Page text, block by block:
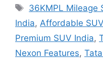
Tags
36KMPL Mileage
India, Affordable
Premium SUV India,
Nexon Features,